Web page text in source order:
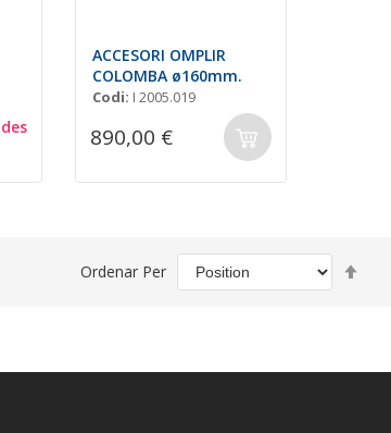
ACCESORI OMPLIR
COLOMBA ø160mm.
Codi: I 2005.019
890,00 €
Ordenar Per